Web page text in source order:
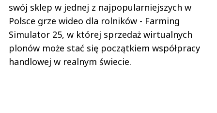
swój sklep w jednej z najpopularniejszych w
Polsce grze wideo dla rolników - Farming
Simulator 25, w której sprzedaż wirtualnych
plonów może stać się początkiem współpracy
handlowej w realnym świecie.